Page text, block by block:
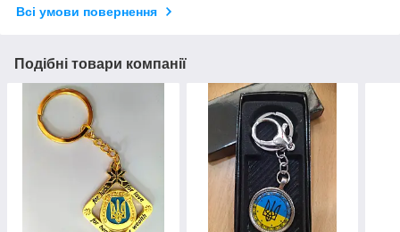
Всі умови повернення
Подібні товари компанії